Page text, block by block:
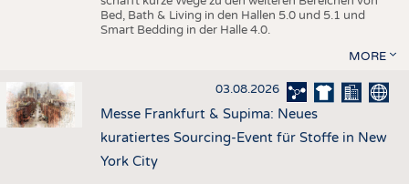
Bed, Bath & Living in den Hallen 5.0 und 5.1 und
Smart Bedding in der Halle 4.0.
MORE
03.08.2026
Messe Frankfurt & Supima: Neues
kuratiertes Sourcing-Event für Stoffe in New
York City